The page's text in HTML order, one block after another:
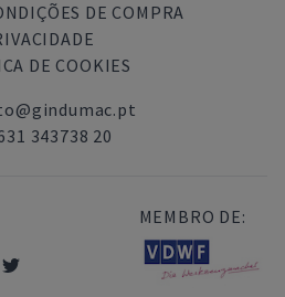
DE COMPRA
DE COOKIES
343738 20
MEMBRO DE: